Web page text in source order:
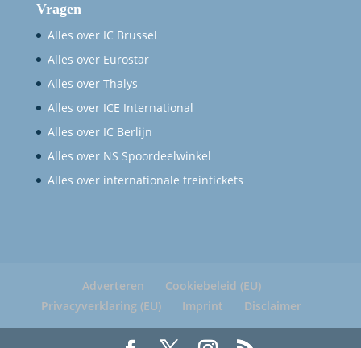
Vragen
Alles over IC Brussel
Alles over Eurostar
Alles over Thalys
Alles over ICE International
Alles over IC Berlijn
Alles over NS Spoordeelwinkel
Alles over internationale treintickets
Adverteren
Cookiebeleid (EU)
Privacyverklaring (EU)
Imprint Disclaimer